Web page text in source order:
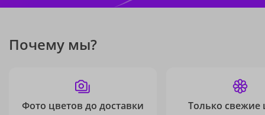
Почему мы?
Фото цветов до доставки Только свежие